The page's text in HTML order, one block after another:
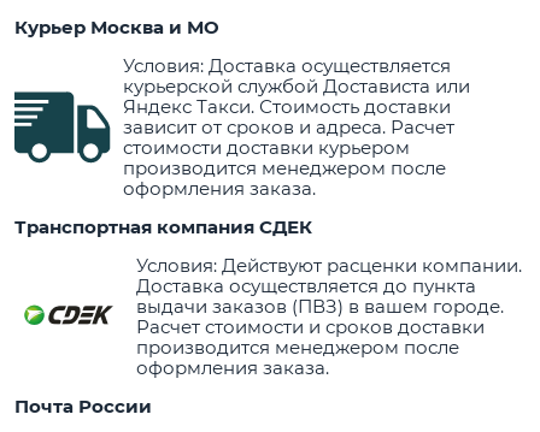
Курьер Москва и МО
Условия: Доставка осуществляется
курьерской службой Достависта или
Яндекс Такси. Стоимость доставки
зависит от сроков и адреса. Расчет
стоимости доставки курьером
производится менеджером после
оформления заказа.
Транспортная компания СДЕК
Условия: Действуют расценки компании.
Доставка осуществляется до пункта
выдачи заказов (ПВЗ) в вашем городе.
Расчет стоимости и сроков доставки
производится менеджером после
оформления заказа.
Почта России